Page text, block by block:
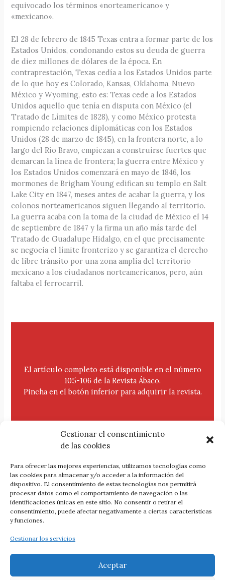
Gestionar el consentimiento
de las cookies
Para ofrecer las mejores experiencias, utilizamos tecnologías como
las cookies para almacenar y/o acceder a la información del
dispositivo. El consentimiento de estas tecnologías nos permitirá
procesar datos como el comportamiento de navegación o las
identificaciones únicas en este sitio. No consentir o retirar el
consentimiento, puede afectar negativamente a ciertas características
y funciones.
Gestionar los servicios
Aceptar
equivocado los términos «norteamericano» y
«mexicano».
El 28 de febrero de 1845 Texas entra a formar parte de los
Estados Unidos, condonando estos su deuda de guerra
de diez millones de dólares de la época. En
contraprestación, Texas cedía a los Estados Unidos parte
de lo que hoy es Colorado, Kansas, Oklahoma, Nuevo
México y Wyoming, esto es: Texas cede a los Estados
Unidos aquello que tenía en disputa con México (el
Tratado de Límites de 1828), y como México protesta
rompiendo relaciones diplomáticas con los Estados
Unidos (28 de marzo de 1845), en la frontera norte, a lo
largo del Río Bravo, empiezan a construirse fuertes que
demarcan la línea de frontera; la guerra entre México y
los Estados Unidos comenzará en mayo de 1846, los
mormones de Brigham Young edifican su templo en Salt
Lake City en 1847, meses antes de acabar la guerra, y los
colonos norteamericanos siguen llegando al territorio.
La guerra acaba con la toma de la ciudad de México el 14
de septiembre de 1847 y la firma un año más tarde del
Tratado de Guadalupe Hidalgo, en el que precisamente
se negocia el límite fronterizo y se garantiza el derecho
de libre tránsito por una zona amplia del territorio
mexicano a los ciudadanos norteamericanos, pero, aún
faltaba el ferrocarril.
El artículo completo está disponible en el número
105-106 de la Revista Ábaco.
Pincha en el botón inferior para adquirir la revista.
Comprar la revista
ANTERIOR SIGUIENTE